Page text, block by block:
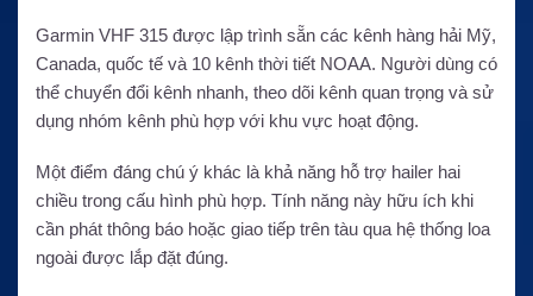
Garmin VHF 315 được lập trình sẵn các kênh hàng hải Mỹ,
Canada, quốc tế và 10 kênh thời tiết NOAA. Người dùng có
thể chuyển đổi kênh nhanh, theo dõi kênh quan trọng và sử
dụng nhóm kênh phù hợp với khu vực hoạt động.
Một điểm đáng chú ý khác là khả năng hỗ trợ hailer hai
chiều trong cấu hình phù hợp. Tính năng này hữu ích khi
cần phát thông báo hoặc giao tiếp trên tàu qua hệ thống loa
ngoài được lắp đặt đúng.